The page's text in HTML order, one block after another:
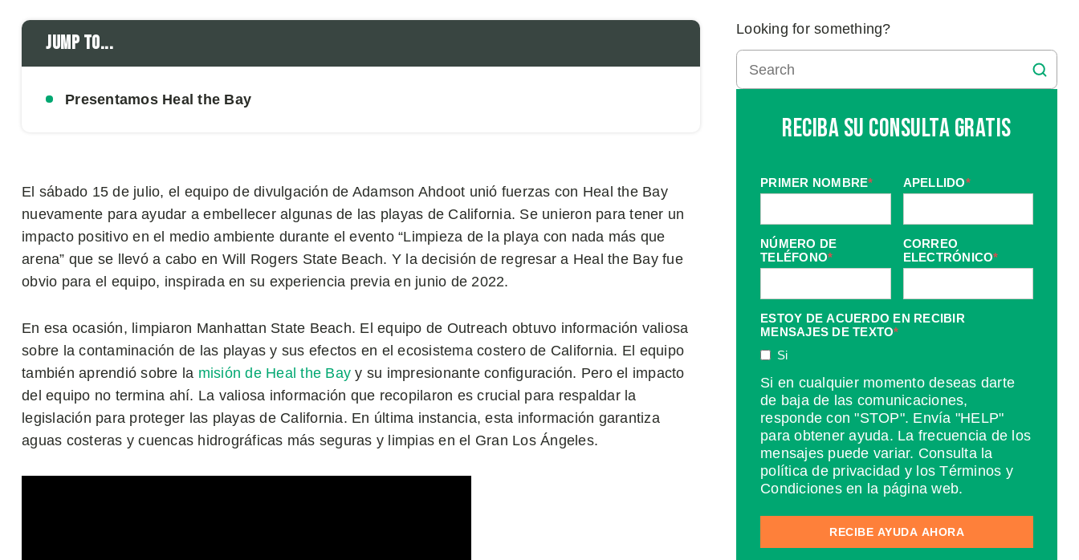
Jump to...
Presentamos Heal the Bay
El sábado 15 de julio, el equipo de divulgación de Adamson Ahdoot unió fuerzas con Heal the Bay
nuevamente para ayudar a embellecer algunas de las playas de California. Se unieron para tener un
impacto positivo en el medio ambiente durante el evento “Limpieza de la playa con nada más que
arena” que se llevó a cabo en Will Rogers State Beach. Y la decisión de regresar a Heal the Bay fue
obvio para el equipo, inspirada en su experiencia previa en junio de 2022.
En esa ocasión, limpiaron Manhattan State Beach. El equipo de Outreach obtuvo información valiosa
sobre la contaminación de las playas y sus efectos en el ecosistema costero de California. El equipo
también aprendió sobre la misión de Heal the Bay y su impresionante configuración. Pero el impacto
del equipo no termina ahí. La valiosa información que recopilaron es crucial para respaldar la
legislación para proteger las playas de California. En última instancia, esta información garantiza
aguas costeras y cuencas hidrográficas más seguras y limpias en el Gran Los Ángeles.
Looking for something?
Reciba Su Consulta Gratis
PRIMER NOMBRE* APELLIDO*
NÚMERO DE
TELÉFONO*
CORREO
ELECTRÓNICO*
ESTOY DE ACUERDO EN RECIBIR
MENSAJES DE TEXTO*
Si
Si en cualquier momento deseas darte
de baja de las comunicaciones,
responde con "STOP". Envía "HELP"
para obtener ayuda. La frecuencia de los
mensajes puede variar. Consulta la
política de privacidad y los Términos y
Condiciones en la página web.